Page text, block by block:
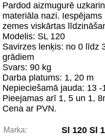
Pardod aizmugurē
materiāla nazi.
zemes viskārtas
Modelis: SL 120
Savirzes lenķis: no 0 līdz
grādiem
Svars: 90 kg
Darba platums: 1, 20 m
Nepieciešamā jauda: 13 -
Pieejamas arī 1, 5 un 1,
Cena ar PVN.
Marka: Sl 120 Sl